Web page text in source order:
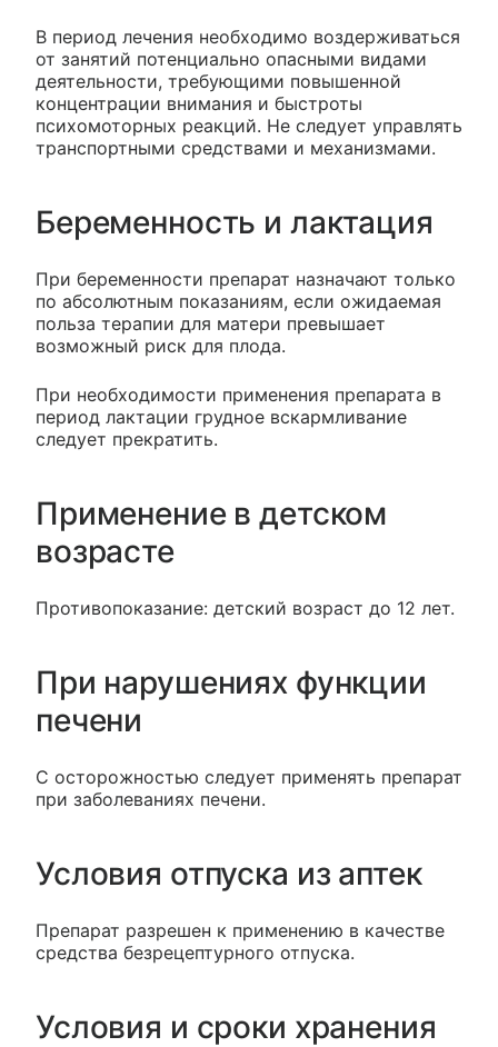
В период лечения необходимо воздерживаться
от занятий потенциально опасными видами
деятельности, требующими повышенной
концентрации внимания и быстроты
психомоторных реакций. Не следует управлять
транспортными средствами и механизмами.
Беременность и лактация
При беременности препарат назначают только
по абсолютным показаниям, если ожидаемая
польза терапии для матери превышает
возможный риск для плода.
При необходимости применения препарата в
период лактации грудное вскармливание
следует прекратить.
Применение в детском
возрасте
Противопоказание: детский возраст до 12 лет.
При нарушениях функции
печени
С осторожностью следует применять препарат
при заболеваниях печени.
Условия отпуска из аптек
Препарат разрешен к применению в качестве
средства безрецептурного отпуска.
Условия и сроки хранения